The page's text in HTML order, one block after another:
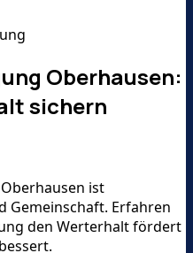
Oberhausen:
sichern
ist
Gemeinschaft. Erfahren
den Werterhalt fördert